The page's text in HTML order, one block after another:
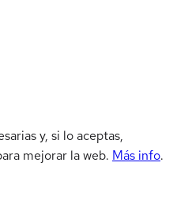
y, si lo aceptas,
mejorar la web. Más info.